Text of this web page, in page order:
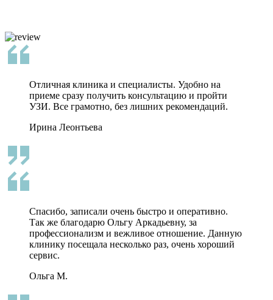
Отличная клиника и специалисты. Удобно на
приеме сразу получить консультацию и пройти
УЗИ. Все грамотно, без лишних рекомендаций.
Ирина Леонтьева
Спасибо, записали очень быстро и оперативно.
Так же благодарю Ольгу Аркадьевну, за
профессионализм и вежливое отношение. Данную
клинику посещала несколько раз, очень хороший
сервис.
Ольга М.